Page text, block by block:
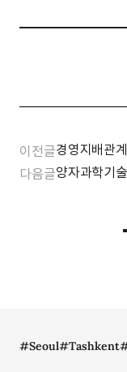
이전글경영지배관
제한한 대법
다음글양자과학기
#Seoul#Tashkent